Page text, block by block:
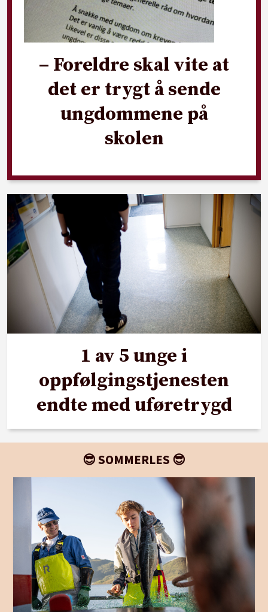
– Foreldre skal vite at
det er trygt å sende
ungdommene på
skolen
1 av 5 unge i
oppfølgingstjenesten
endte med uføretrygd
😎 SOMMERLES 😎